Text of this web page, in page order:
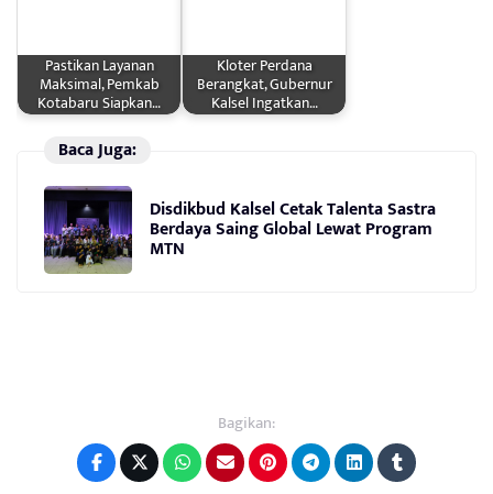
Pastikan Layanan
Maksimal, Pemkab
Kotabaru Siapkan…
Kloter Perdana
Berangkat, Gubernur
Kalsel Ingatkan…
Baca Juga:
Disdikbud Kalsel Cetak Talenta Sastra
Berdaya Saing Global Lewat Program
MTN
Bagikan: